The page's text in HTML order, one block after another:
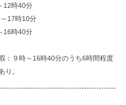
12時40分
17時10分
16時40分
：９時～16時40分のうち6時間程度
り。